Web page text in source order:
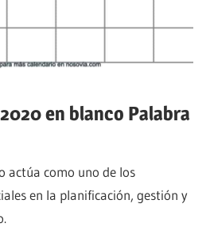
en blanco Palabra
actúa como uno de los
en la planificación, gestión y